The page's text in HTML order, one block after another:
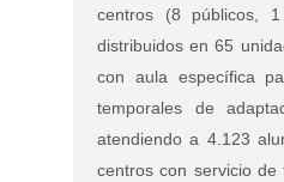
centros (8 públicos,
distribuidos en 65
con aula específica
temporales de
atendiendo a 4.123
centros con servicio